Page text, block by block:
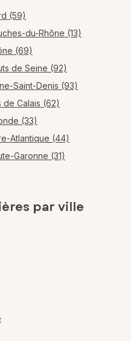
(59)
du-Rhône (13)
(69)
de Seine (92)
Saint-Denis (93)
de Calais (62)
(33)
Atlantique (44)
Garonne (31)
par ville